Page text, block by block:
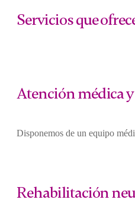
Servicios que
Atención médica
Disponemos de un equipo
Rehabilitación